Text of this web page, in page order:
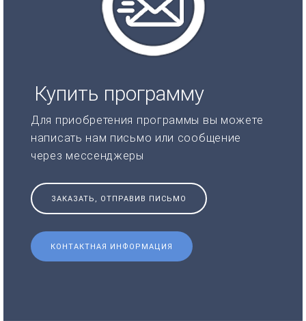
Купить программу
Для приобретения программы вы можете
написать нам письмо или сообщение
через мессенджеры
ЗАКАЗАТЬ, ОТПРАВИВ ПИСЬМО
КОНТАКТНАЯ ИНФОРМАЦИЯ